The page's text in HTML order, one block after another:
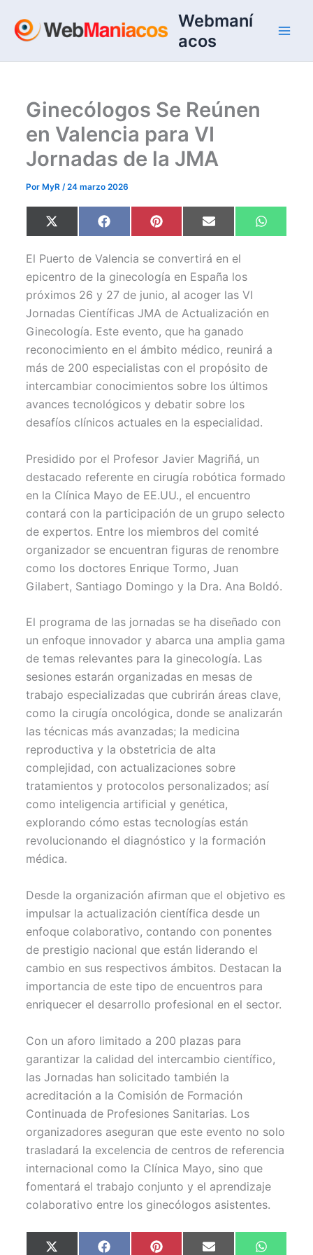
contenido
Webmaní
acos
Ginecólogos Se Reúnen
en Valencia para VI
Jornadas de la JMA
Por MyR/24 marzo 2026
Compartir
en
X
(
w
i
t
t
e
)
Compartir
en
F
a
e
b
o
o
k
Compartir
en
P
i
t
e
r
e
s
Compartir
en
E
m
i
l
en
W
h
El Puerto de Valencia se convertirá en el
epicentro de la ginecología en España los
próximos 26 y 27 de junio, al acoger las VI
Jornadas Científicas JMA de Actualización en
Ginecología. Este evento, que ha ganado
reconocimiento en el ámbito médico, reunirá a
más de 200 especialistas con el propósito de
intercambiar conocimientos sobre los últimos
avances tecnológicos y debatir sobre los
desafíos clínicos actuales en la especialidad.
Presidido por el Profesor Javier Magriñá, un
destacado referente en cirugía robótica formado
en la Clínica Mayo de EE.UU., el encuentro
contará con la participación de un grupo selecto
de expertos. Entre los miembros del comité
organizador se encuentran figuras de renombre
como los doctores Enrique Tormo, Juan
Gilabert, Santiago Domingo y la Dra. Ana Boldó.
El programa de las jornadas se ha diseñado con
un enfoque innovador y abarca una amplia gama
de temas relevantes para la ginecología. Las
sesiones estarán organizadas en mesas de
trabajo especializadas que cubrirán áreas clave,
como la cirugía oncológica, donde se analizarán
las técnicas más avanzadas; la medicina
reproductiva y la obstetricia de alta
complejidad, con actualizaciones sobre
tratamientos y protocolos personalizados; así
como inteligencia artificial y genética,
explorando cómo estas tecnologías están
revolucionando el diagnóstico y la formación
médica.
Desde la organización afirman que el objetivo es
impulsar la actualización científica desde un
enfoque colaborativo, contando con ponentes
de prestigio nacional que están liderando el
cambio en sus respectivos ámbitos. Destacan la
importancia de este tipo de encuentros para
enriquecer el desarrollo profesional en el sector.
Con un aforo limitado a 200 plazas para
garantizar la calidad del intercambio científico,
las Jornadas han solicitado también la
acreditación a la Comisión de Formación
Continuada de Profesiones Sanitarias. Los
organizadores aseguran que este evento no solo
trasladará la excelencia de centros de referencia
internacional como la Clínica Mayo, sino que
fomentará el trabajo conjunto y el aprendizaje
colaborativo entre los ginecólogos asistentes.
Compartir
X Compartir
F Compartir
P Compartir
E W